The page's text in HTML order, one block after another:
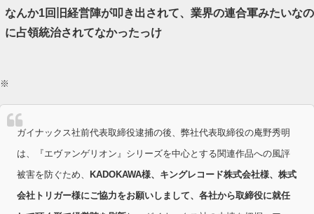
なんか1回旧経営陣が叩き出されて、業界の連合軍みたいなの
に占領統治されてなかったっけ
※
ガイナックス社前代表取締役逮捕の後、弊社代表取締役の庵野秀明
は、『エヴァンゲリオン』シリーズを中心とする関連作品への風評
被害を防ぐため、 KADOKAWA様、キングレコード株式会社様、株式
会社トリガー様にご協力をお願いしまして、各社から取締役に就任